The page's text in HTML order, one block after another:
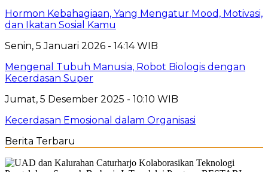
Hormon Kebahagiaan, Yang Mengatur Mood, Motivasi,
dan Ikatan Sosial Kamu
Senin, 5 Januari 2026 - 14:14 WIB
Mengenal Tubuh Manusia, Robot Biologis dengan
Kecerdasan Super
Jumat, 5 Desember 2025 - 10:10 WIB
Kecerdasan Emosional dalam Organisasi
Berita Terbaru